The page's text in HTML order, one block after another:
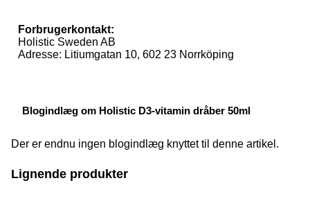
Forbrugerkontakt:
Holistic Sweden AB
Adresse: Litiumgatan 10, 602 23 Norrköping
Blogindlæg om Holistic D3-vitamin dråber 50ml
Der er endnu ingen blogindlæg knyttet til denne artikel.
Lignende produkter